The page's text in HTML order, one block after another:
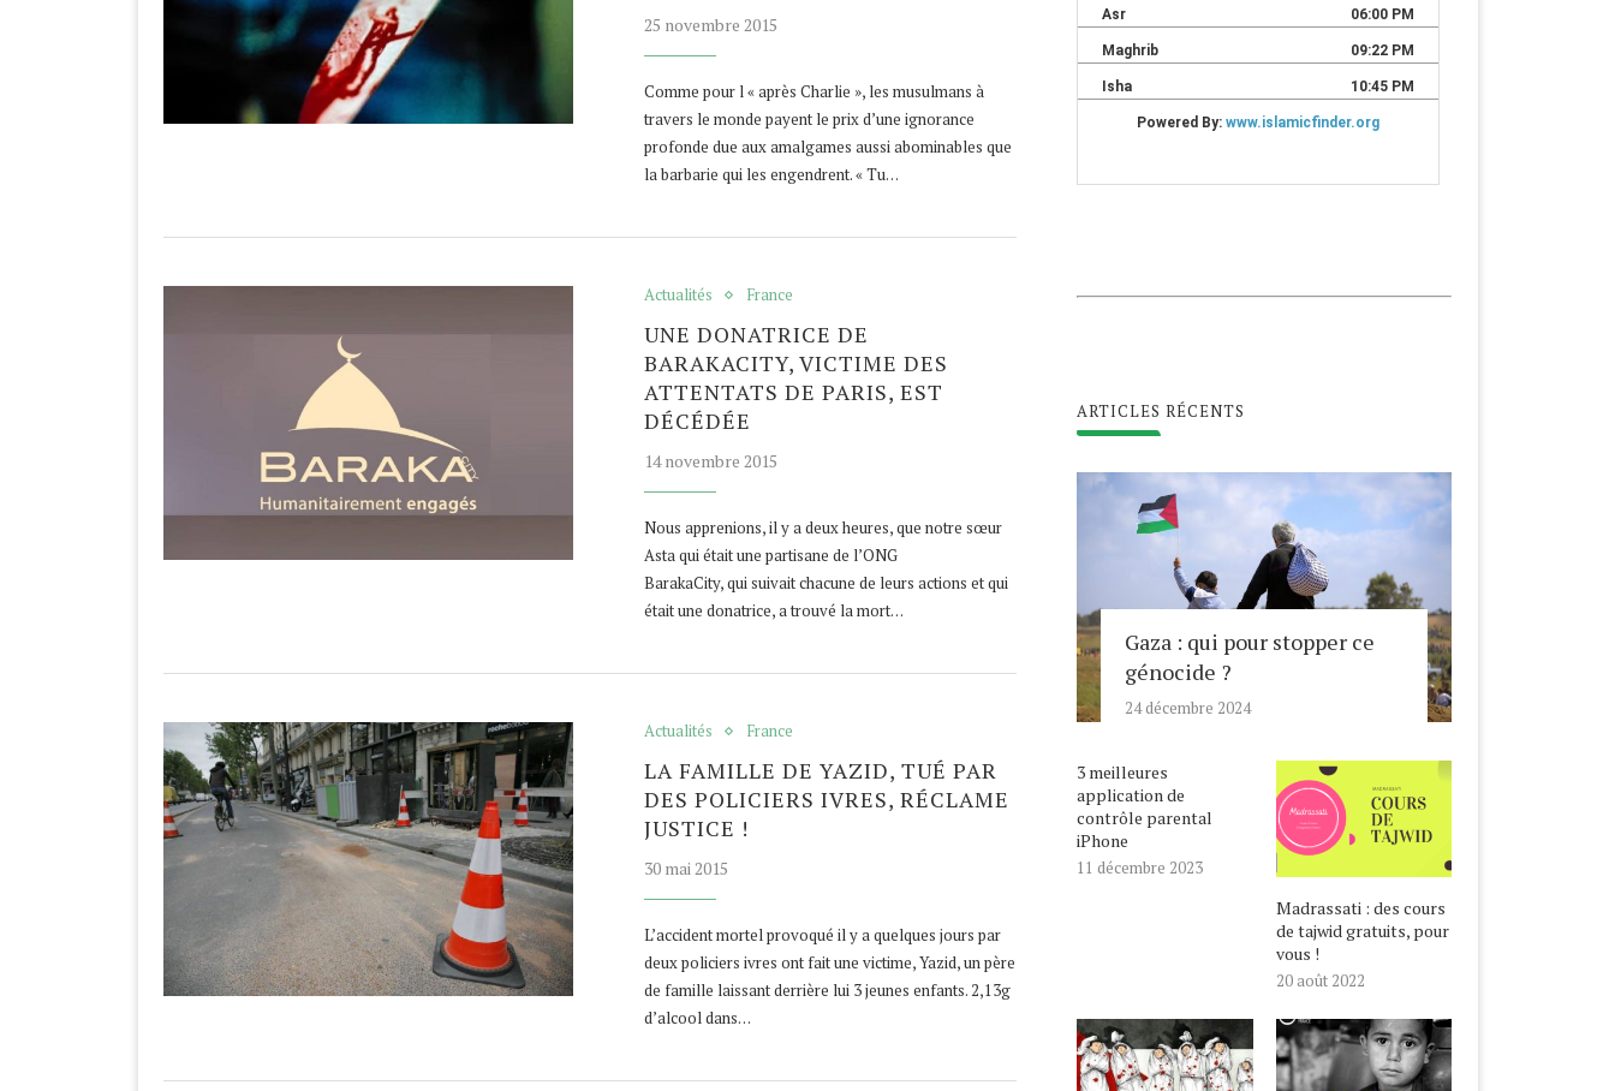
25 novembre 2015
Comme pour l « après Charlie », les musulmans à
travers le monde payent le prix d’une ignorance
profonde due aux amalgames aussi abominables que
la barbarie qui les engendrent. « Tu…
Actualités France
UNE DONATRICE DE
BARAKACITY, VICTIME DES
ATTENTATS DE PARIS, EST
DÉCÉDÉE
14 novembre 2015
Nous apprenions, il y a deux heures, que notre sœur
Asta qui était une partisane de l’ONG
BarakaCity, qui suivait chacune de leurs actions et qui
était une donatrice, a trouvé la mort…
Actualités France
LA FAMILLE DE YAZID, TUÉ PAR
DES POLICIERS IVRES, RÉCLAME
JUSTICE !
30 mai 2015
L’accident mortel provoqué il y a quelques jours par
deux policiers ivres ont fait une victime, Yazid, un père
de famille laissant derrière lui 3 jeunes enfants. 2,13g
d’alcool dans…
ARTICLES RÉCENTS
Gaza : qui pour stopper ce
génocide ?
24 décembre 2024
3 meilleures
application de
contrôle parental
iPhone
11 décembre 2023
Madrassati : des cours
de tajwid gratuits, pour
vous !
20 août 2022